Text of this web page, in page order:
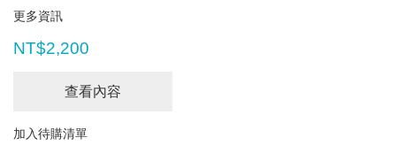
更多資訊
NT$2,200
查看內容
加入待購清單